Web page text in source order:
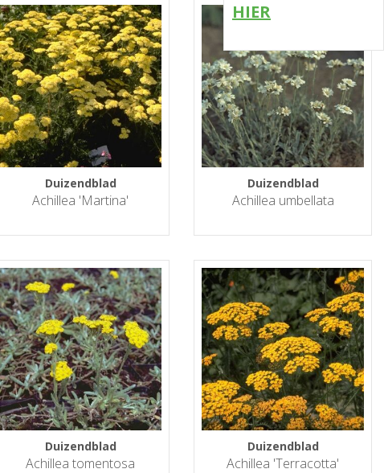
Duizendblad
Achillea 'Martina'
Duizendblad
Achillea umbellata
Duizendblad
Achillea tomentosa
Duizendblad
Achillea 'Terracotta'
HIER